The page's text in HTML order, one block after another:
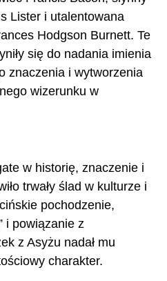
Lister i utalentowana
Hodgson Burnett. Te
się do nadania imienia
znaczenia i wytworzenia
wizerunku w
w historię, znaczenie i
trwały ślad w kulturze i
pochodzenie,
i powiązanie z
z Asyżu nadał mu
charakter.